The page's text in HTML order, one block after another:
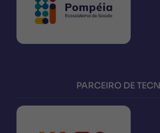
PARCEIRO DE